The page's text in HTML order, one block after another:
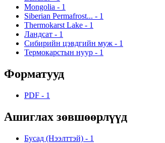
Mongolia - 1
Siberian Permafrost... - 1
Thermokarst Lake - 1
Ландсат - 1
Сибирийн цэвдгийн муж - 1
Термокарстын нуур - 1
Форматууд
PDF - 1
Ашиглах зөвшөөрлүүд
Бусад (Нээлттэй) - 1